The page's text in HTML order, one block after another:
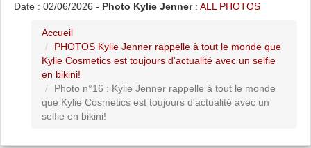
Date : 02/06/2026 - Photo Kylie Jenner: ALL PHOTOS
Accueil
PHOTOS Kylie Jenner rappelle à tout le monde que
Kylie Cosmetics est toujours d'actualité avec un selfie
en bikini!
Photo n°16 : Kylie Jenner rappelle à tout le monde
que Kylie Cosmetics est toujours d'actualité avec un
selfie en bikini!